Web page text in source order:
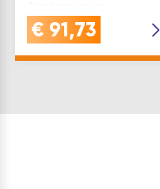
geöffneter und
zusammengeklappter
€ 91,73